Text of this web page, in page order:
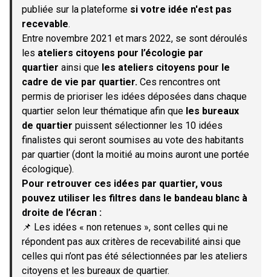
publiée sur la plateforme si votre idée n'est pas
recevable.
Entre novembre 2021 et mars 2022, se sont déroulés
les ateliers citoyens pour l’écologie par
quartier ainsi que les ateliers citoyens pour le
cadre de vie par quartier. Ces rencontres ont
permis de prioriser les idées déposées dans chaque
quartier selon leur thématique afin que les bureaux
de quartier puissent sélectionner les 10 idées
finalistes qui seront soumises au vote des habitants
par quartier (dont la moitié au moins auront une portée
écologique).
Pour retrouver ces idées par quartier, vous
pouvez utiliser les filtres dans le bandeau blanc à
droite de l’écran :
📌 Les idées « non retenues », sont celles qui ne
répondent pas aux critères de recevabilité ainsi que
celles qui n’ont pas été sélectionnées par les ateliers
citoyens et les bureaux de quartier.